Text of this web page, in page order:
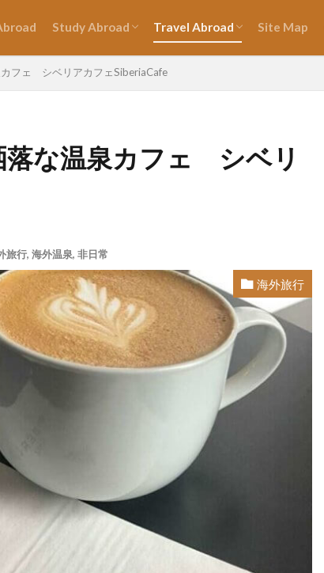
Study Abroad Travel Abroad Site Map
フェ シベリアカフェSiberiaCafe
落な温泉カフェ シベリ
旅行, 海外温泉, 非日常
海外旅行